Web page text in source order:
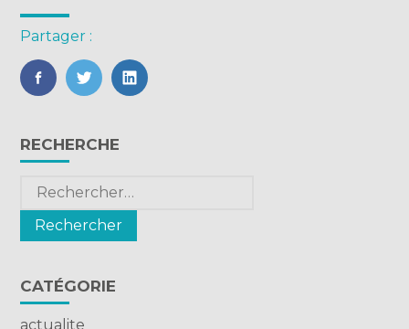
Partager :
FaceBook
TwitterLinkedIn
Blog
sidebar
RECHERCHE
Rechercher :
CATÉGORIE
actualite